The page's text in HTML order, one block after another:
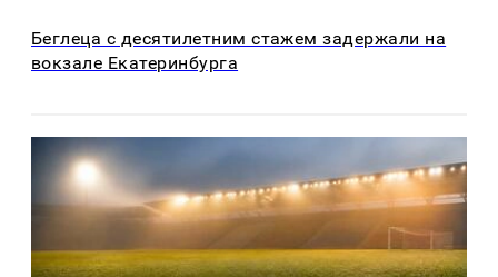
Беглеца с десятилетним стажем задержали на
вокзале Екатеринбурга